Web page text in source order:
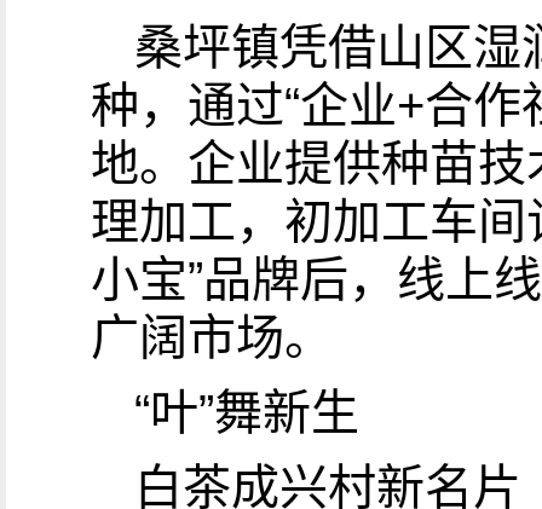
桑坪镇凭借山区
种，通过“企业+合
地。企业提供种苗
理加工，初加工车间
小宝”品牌后，线上
广阔市场。
“叶”舞新生
白茶成兴村新名片